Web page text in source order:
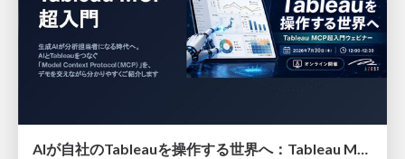
AIが自社のTableauを操作する世界へ：Tableau MCP超入門